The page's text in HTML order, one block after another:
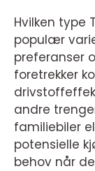
Hvilken type
populær
preferanser
foretrekker
andre
familiebiler
potensielle
behov når